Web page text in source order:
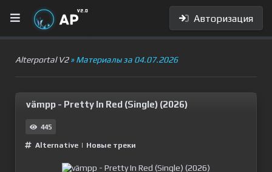
Авторизация
Alterportal V2» Материалы за 04.07.2026
vämpp - Pretty In Red (Single) (2026)
445
Alternative | Новые треки